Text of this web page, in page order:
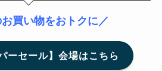
買い物をおトクに／
ーセール】会場はこちら